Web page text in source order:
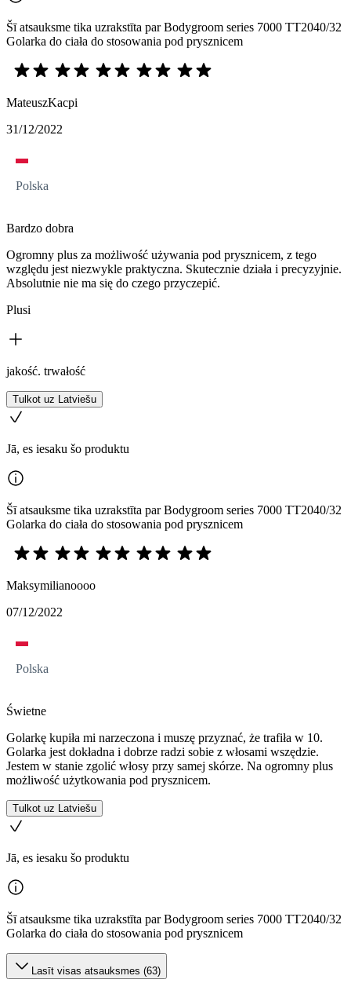
Šī atsauksme tika uzrakstīta par Bodygroom series 7000 TT2040/32
Golarka do ciała do stosowania pod prysznicem
MateuszKacpi
31/12/2022
Polska
Bardzo dobra
Ogromny plus za możliwość używania pod prysznicem, z tego
względu jest niezwykle praktyczna. Skutecznie działa i precyzyjnie.
Absolutnie nie ma się do czego przyczepić.
Plusi
jakość. trwałość
Tulkot uz Latviešu
Jā, es iesaku šo produktu
Šī atsauksme tika uzrakstīta par Bodygroom series 7000 TT2040/32
Golarka do ciała do stosowania pod prysznicem
Maksymilianoooo
07/12/2022
Polska
Świetne
Golarkę kupiła mi narzeczona i muszę przyznać, że trafiła w 10.
Golarka jest dokładna i dobrze radzi sobie z włosami wszędzie.
Jestem w stanie zgolić włosy przy samej skórze. Na ogromny plus
możliwość użytkowania pod prysznicem.
Tulkot uz Latviešu
Jā, es iesaku šo produktu
Šī atsauksme tika uzrakstīta par Bodygroom series 7000 TT2040/32
Golarka do ciała do stosowania pod prysznicem
Lasīt visas atsauksmes (63)